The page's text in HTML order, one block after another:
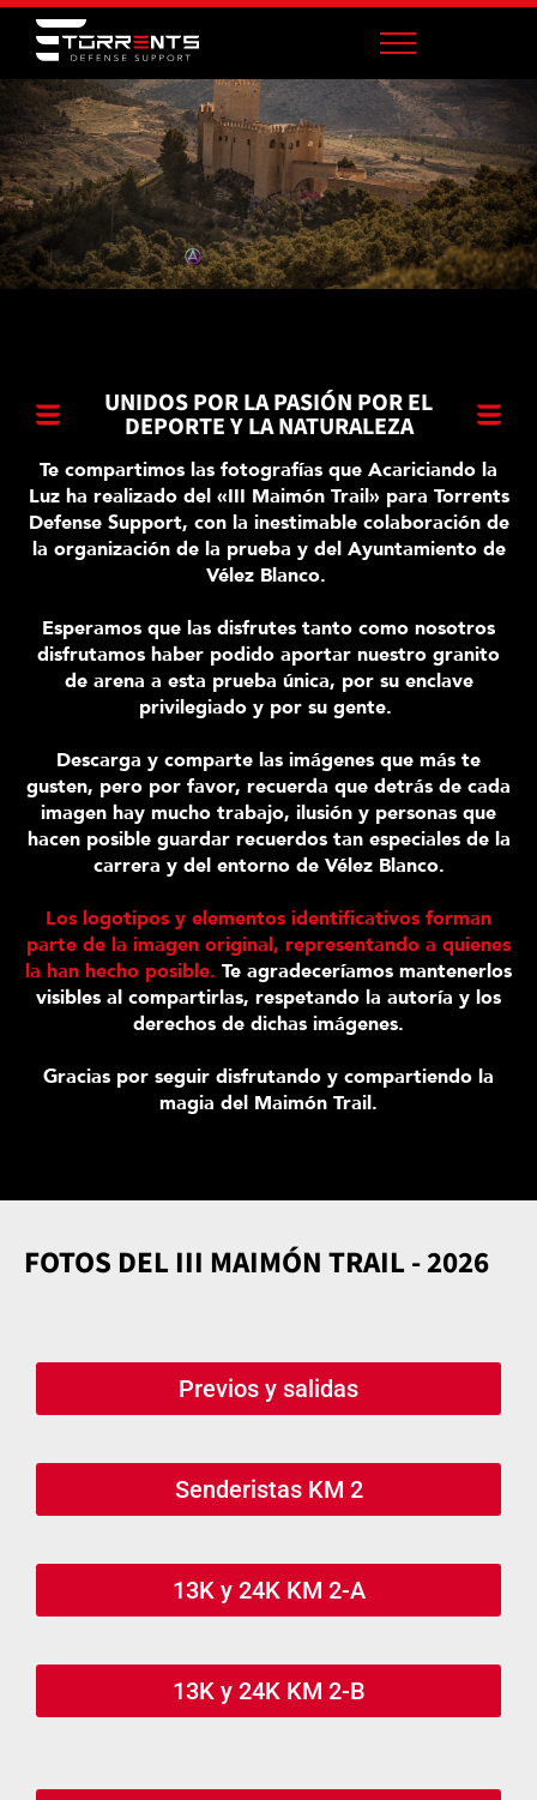
UNIDOS POR LA PASIÓN POR EL
DEPORTE Y LA NATURALEZA
Te compartimos las fotografías que Acariciando la
Luz ha realizado del «III Maimón Trail» para Torrents
Defense Support, con la inestimable colaboración de
la organización de la prueba y del Ayuntamiento de
Vélez Blanco.
Esperamos que las disfrutes tanto como nosotros
disfrutamos haber podido aportar nuestro granito
de arena a esta prueba única, por su enclave
privilegiado y por su gente.
Descarga y comparte las imágenes que más te
gusten, pero por favor, recuerda que detrás de cada
imagen hay mucho trabajo, ilusión y personas que
hacen posible guardar recuerdos tan especiales de la
carrera y del entorno de Vélez Blanco.
Los logotipos y elementos identificativos forman
parte de la imagen original, representando a quienes
la han hecho posible. Te agradeceríamos mantenerlos
visibles al compartirlas, respetando la autoría y los
derechos de dichas imágenes.
Gracias por seguir disfrutando y compartiendo la
magia del Maimón Trail.
FOTOS DEL III MAIMÓN TRAIL - 2026
Previos y salidas
Senderistas KM 2
13K y 24K KM 2-A
13K y 24K KM 2-B